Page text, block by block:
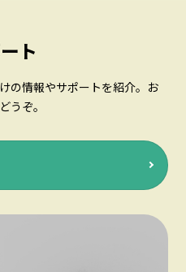
ト
の情報やサポートを紹介。お
うぞ。